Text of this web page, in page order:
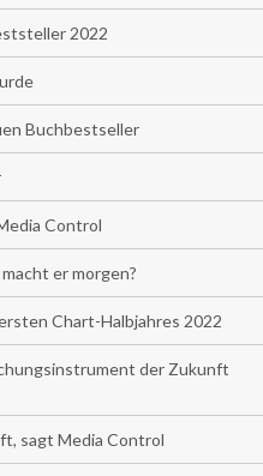
2022
Buchbestseller
Control
er morgen?
Chart-Halbjahres 2022
der Zukunft
sagt Media Control